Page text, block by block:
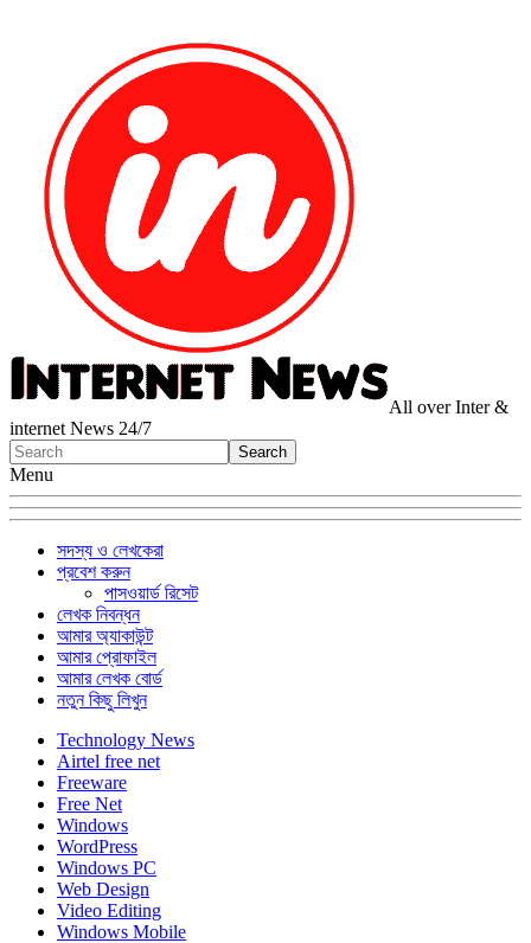
All over Inter &
internet News 24/7
Menu
সদস্য ও লেখকেরা
প্রবেশ করুন
পাসওয়ার্ড রিসেট
লেখক নিবন্ধন
আমার অ্যাকাউন্ট
আমার প্রোফাইল
আমার লেখক বোর্ড
নতুন কিছু লিখুন
Technology News
Airtel free net
Freeware
Free Net
Windows
WordPress
Windows PC
Web Design
Video Editing
Windows Mobile